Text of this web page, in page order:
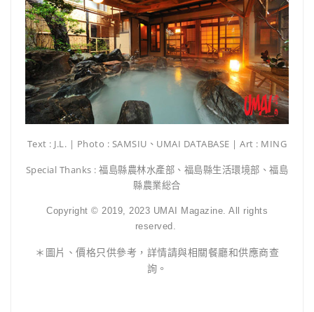
Text : J.L. | Photo : SAMSIU、UMAI DATABASE | Art : MING
Special Thanks : 福島縣農林水產部、福島縣生活環境部、福島
縣農業総合
Copyright © 2019, 2023 UMAI Magazine. All rights
reserved.
＊圖片、價格只供參考，詳情請與相關餐廳和供應商查
詢。